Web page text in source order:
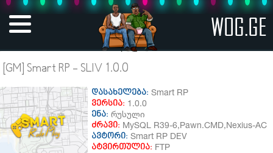
WOG.GE
[GM] Smart RP - SLIV 1.0.0
დასახელება: Smart RP
ვერსია: 1.0.0
ენა: რუსული
ძრავი: MySQL R39-6,Pawn.CMD,Nexius-AC
ავტორი: Smart RP DEV
ატვირთულია: FTP